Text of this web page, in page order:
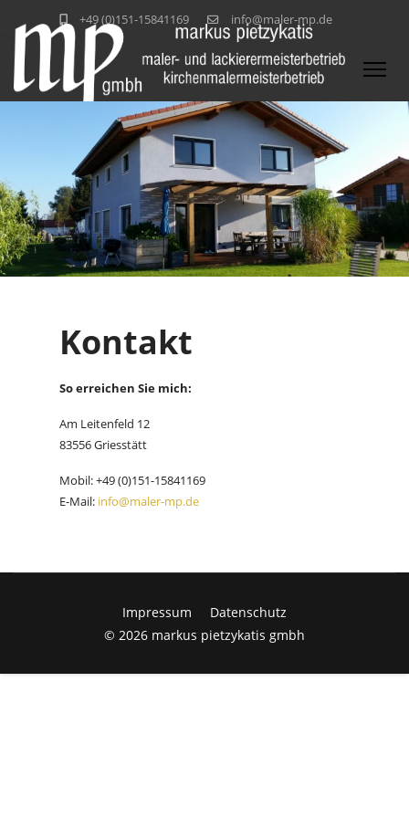
+49 (0)151-15841169 info@maler-mp.de
Kontakt
So erreichen Sie mich:
Am Leitenfeld 12
83556 Griesstätt
Mobil: +49 (0)151-15841169
E-Mail: info@maler-mp.de
Impressum
Datenschutz
© 2026 markus pietzykatis gmbh